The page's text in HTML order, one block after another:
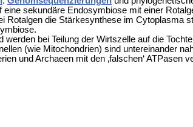
sekundäre Endosymbiose mit einer
die Stärkesynthese im Cytoplasma
bei Teilung der Wirtszelle auf die
(wie Mitochondrien) sind untereinander
und Archaeen mit den ‚falschen‘ ATPasen